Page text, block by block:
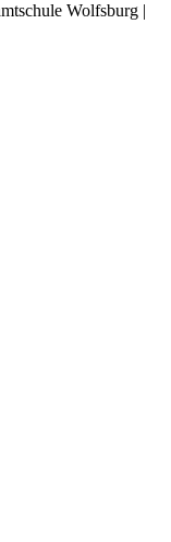
Wolfsburg |